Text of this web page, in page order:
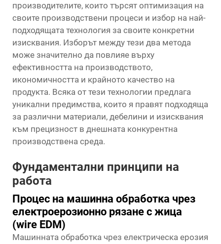
производителите, които търсят оптимизация на
своите производствени процеси и избор на най-
подходящата технология за своите конкретни
изисквания. Изборът между тези два метода
може значително да повлияе върху
ефективността на производството,
икономичността и крайното качество на
продукта. Всяка от тези технологии предлага
уникални предимства, които я правят подходяща
за различни материали, дебелини и изисквания
към прецизност в днешната конкурентна
производствена среда.
Фундаментални принципи на
работа
Процес на машинна обработка чрез
електроерозионно рязане с жица
(wire EDM)
Машинната обработка чрез електрическа ерозия